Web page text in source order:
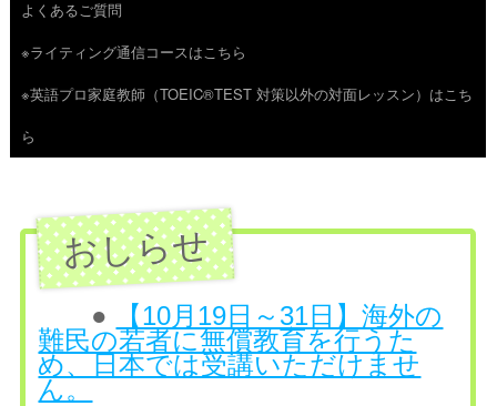
ン
ツ
へ
ス
よくあるご質問
※ライティング通信コースはこちら
※英語プロ家庭教師（TOEIC®TEST 対策以外の対面レッスン）はこち
ら
●
【10月19日～31日】海外の
難民の若者に無償教育を行うた
め、日本では受講いただけませ
ん。